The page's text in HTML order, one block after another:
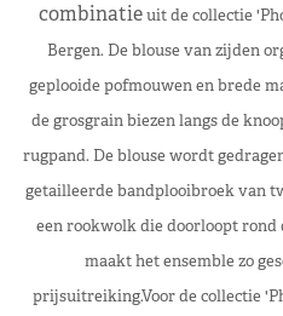
combinatieuit de collectie
Bergen. De blouse van zijden
geplooide pofmouwen en brede
de grosgrain biezen langs de
rugpand. De blouse wordt
getailleerde bandplooibroek van
een rookwolk die doorloopt
maakt het ensemble zo
prijsuitreiking.Voor de collectie